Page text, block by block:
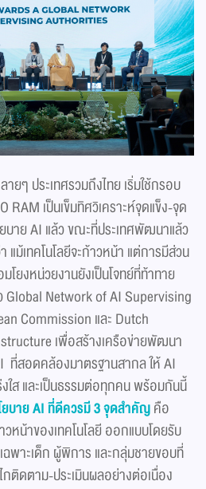
ยๆ ประเทศรวมถึงไทย เริ่มใช้กรอบ
RAM เป็นเข็มทิศวิเคราะห์จุดแข็ง-จุด
าย AI แล้ว ขณะที่ประเทศพัฒนาแล้ว
แม้เทคโนโลยีจะก้าวหน้า แต่การมีส่วน
โยงหน่วยงานยังเป็นโจทย์ที่ท้าทาย
Global Network of AI Supervising
Commission และ Dutch
เพื่อสร้างเครือข่ายพัฒนา
ที่สอดคล้องมาตรฐานสากล ให้ AI
งใส และเป็นธรรมต่อทุกคน พร้อมกันนี้
บายAIที่ดีควรมี3จุดสำคัญคือ
น้าของเทคโนโลยี ออกแบบโดยรับ
ฉพาะเด็ก ผู้พิการ และกลุ่มชายขอบที่
ติดตาม-ประเมินผลอย่างต่อเนื่อง